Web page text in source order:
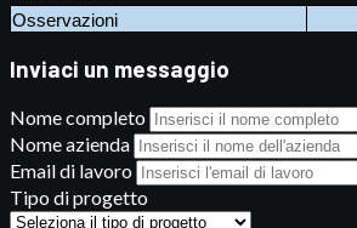
Osservazioni
Inviaci un messaggio
Nome completo
Nome azienda
Email di lavoro
Tipo di progetto